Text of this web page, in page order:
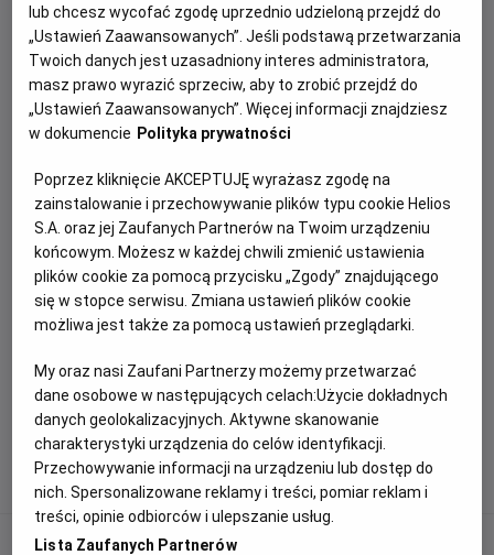
Przyjmowanie zgłoszeń do konkursu z okazji premiery
filmu Supergirlzostało zakończone.
Dziękujemy za inspirujące historie i udział w zabawie.
Zgodnie z regulaminem konkursu zwycięzca zostanie
wyłoniony przez Komisję Konkursową i poinformowany
o wygranej w wiadomości prywatnej na Instagramie.
Zapraszamy do śledzenia naszych kolejnych
konkursów i wydarzeń.
Regulamin konkursu „NIE KAŻDA SUPERGIRL NOSI
PELERYNĘ”
FormatPDF , rozmiar pliku 1.68Kb
lub chcesz wycofać zgodę uprzednio udzieloną przejdź do
„Ustawień Zaawansowanych”. Jeśli podstawą przetwarzania
Twoich danych jest uzasadniony interes administratora,
masz prawo wyrazić sprzeciw, aby to zrobić przejdź do
„Ustawień Zaawansowanych”. Więcej informacji znajdziesz
w dokumencie Polityka prywatności
Poprzez kliknięcie AKCEPTUJĘ wyrażasz zgodę na
zainstalowanie i przechowywanie plików typu cookie Helios
S.A. oraz jej Zaufanych Partnerów na Twoim urządzeniu
końcowym. Możesz w każdej chwili zmienić ustawienia
plików cookie za pomocą przycisku „Zgody” znajdującego
się w stopce serwisu. Zmiana ustawień plików cookie
możliwa jest także za pomocą ustawień przeglądarki.
My oraz nasi Zaufani Partnerzy możemy przetwarzać
dane osobowe w następujących celach:Użycie dokładnych
danych geolokalizacyjnych. Aktywne skanowanie
charakterystyki urządzenia do celów identyfikacji.
Przechowywanie informacji na urządzeniu lub dostęp do
nich. Spersonalizowane reklamy i treści, pomiar reklam i
treści, opinie odbiorców i ulepszanie usług.
Lista Zaufanych Partnerów